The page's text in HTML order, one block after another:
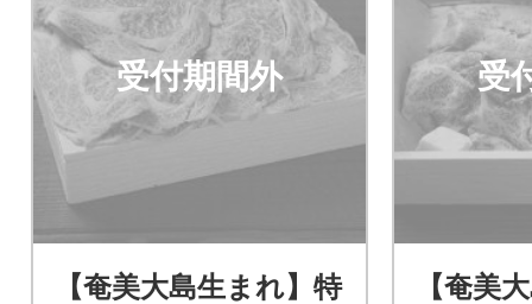
受付期間外
【奄美大島生まれ】特
受
【奄美